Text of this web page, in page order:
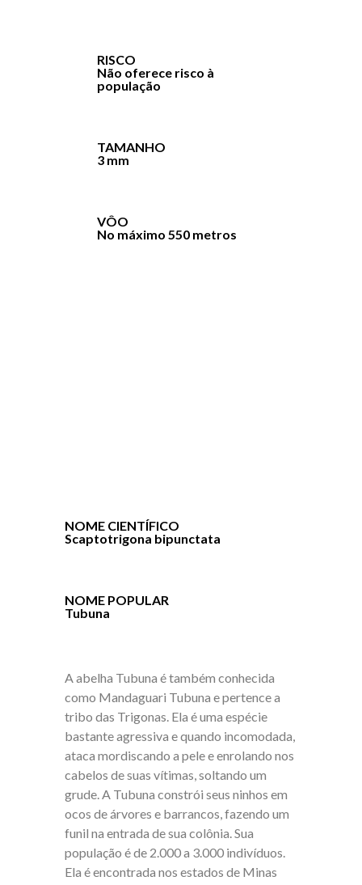
RISCO
Não oferece risco à
população
TAMANHO
3 mm
VÔO
No máximo 550 metros
NOME CIENTÍFICO
Scaptotrigona bipunctata
NOME POPULAR
Tubuna
A abelha Tubuna é também conhecida
como Mandaguari Tubuna e pertence a
tribo das Trigonas. Ela é uma espécie
bastante agressiva e quando incomodada,
ataca mordiscando a pele e enrolando nos
cabelos de suas vítimas, soltando um
grude. A Tubuna constrói seus ninhos em
ocos de árvores e barrancos, fazendo um
funil na entrada de sua colônia. Sua
população é de 2.000 a 3.000 indivíduos.
Ela é encontrada nos estados de Minas